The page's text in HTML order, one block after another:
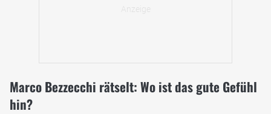
Marco Bezzecchi rätselt: Wo ist das gute Gefühl
hin?